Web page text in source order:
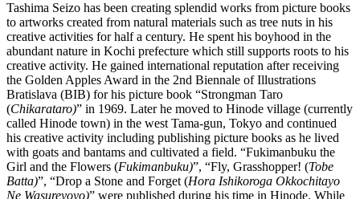
Tashima Seizo has been creating splendid works from picture books
to artworks created from natural materials such as tree nuts in his
creative activities for half a century. He spent his boyhood in the
abundant nature in Kochi prefecture which still supports roots to his
creative activity. He gained international reputation after receiving
the Golden Apples Award in the 2nd Biennale of Illustrations
Bratislava (BIB) for his picture book “Strongman Taro
(Chikarataro)” in 1969. Later he moved to Hinode village (currently
called Hinode town) in the west Tama-gun, Tokyo and continued
his creative activity including publishing picture books as he lived
with goats and bantams and cultivated a field. “Fukimanbuku the
Girl and the Flowers (Fukimanbuku)”, “Fly, Grasshopper! (Tobe
Batta)”, “Drop a Stone and Forget(Hora Ishikoroga Okkochitayo
Ne Wasureyoyo)” were published during his time in Hinode. While